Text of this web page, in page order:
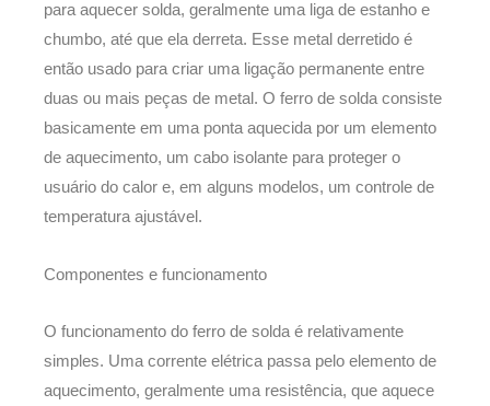
para aquecer solda, geralmente uma liga de estanho e
chumbo, até que ela derreta. Esse metal derretido é
então usado para criar uma ligação permanente entre
duas ou mais peças de metal. O ferro de solda consiste
basicamente em uma ponta aquecida por um elemento
de aquecimento, um cabo isolante para proteger o
usuário do calor e, em alguns modelos, um controle de
temperatura ajustável.
Componentes e funcionamento
O funcionamento do ferro de solda é relativamente
simples. Uma corrente elétrica passa pelo elemento de
aquecimento, geralmente uma resistência, que aquece